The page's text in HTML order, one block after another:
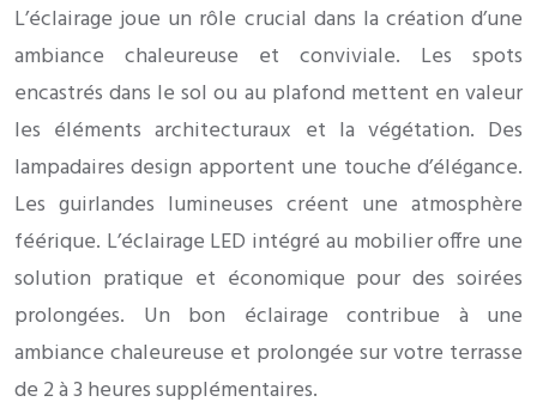
L’éclairage joue un rôle crucial dans la création d’une
ambiance chaleureuse et conviviale. Les spots
encastrés dans le sol ou au plafond mettent en valeur
les éléments architecturaux et la végétation. Des
lampadaires design apportent une touche d’élégance.
Les guirlandes lumineuses créent une atmosphère
féérique. L’éclairage LED intégré au mobilier offre une
solution pratique et économique pour des soirées
prolongées. Un bon éclairage contribue à une
ambiance chaleureuse et prolongée sur votre terrasse
de 2 à 3 heures supplémentaires.